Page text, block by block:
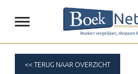
<< TERUG NAAR OVERZICHT